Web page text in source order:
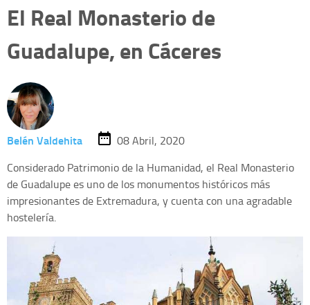
El Real Monasterio de
Guadalupe, en Cáceres
Belén Valdehita
08 Abril, 2020
Considerado Patrimonio de la Humanidad, el Real Monasterio
de Guadalupe es uno de los monumentos históricos más
impresionantes de Extremadura, y cuenta con una agradable
hostelería.